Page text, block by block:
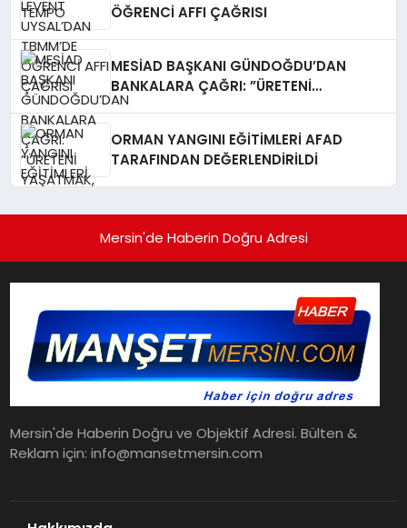
ÖĞRENCİ AFFI ÇAĞRISI
MESİAD BAŞKANI GÜNDOĞDU’DAN
BANKALARA ÇAĞRI: ​”ÜRETENİ
YAŞATMAK, TÜRKİYE EKONOMİSİNİ
ORMAN YANGINI EĞİTİMLERİ AFAD
TARAFINDAN DEĞERLENDİRİLDİ
Mersin'de Haberin Doğru Adresi
Mersin'de Haberin Doğru ve Objektif Adresi. Bülten &
Reklam için: info@mansetmersin.com